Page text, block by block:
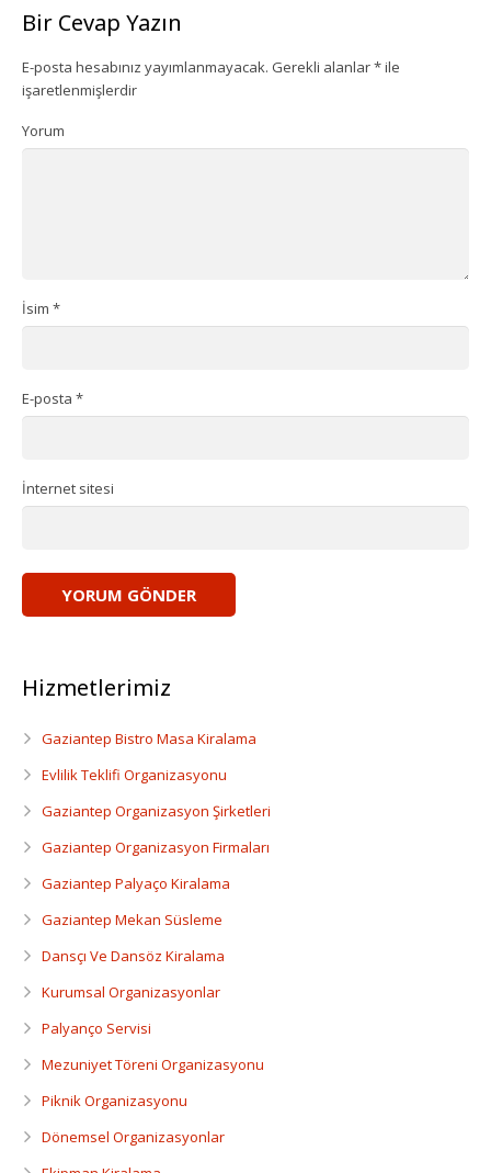
Ekipman Kiralama
Palyanço Servisi
Kokteyl Organizasyonu
Mezuniyet Töreni Organizasyonu
Dansçı Ve Dansöz Kiralama
Bir Cevap Yazın
E-posta hesabınız yayımlanmayacak. Gerekli alanlar*ile
işaretlenmişlerdir
Yorum
İsim *
E-posta *
İnternet sitesi
Hizmetlerimiz
Gaziantep Bistro Masa Kiralama
Evlilik Teklifi Organizasyonu
Gaziantep Organizasyon Şirketleri
Gaziantep Organizasyon Firmaları
Gaziantep Palyaço Kiralama
Gaziantep Mekan Süsleme
Dansçı Ve Dansöz Kiralama
Kurumsal Organizasyonlar
Palyanço Servisi
Mezuniyet Töreni Organizasyonu
Piknik Organizasyonu
Dönemsel Organizasyonlar